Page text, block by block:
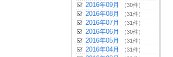
2016年09月 （30件）
2016年08月 （31件）
2016年07月 （31件）
2016年06月 （30件）
2016年05月 （31件）
2016年04月 （31件）